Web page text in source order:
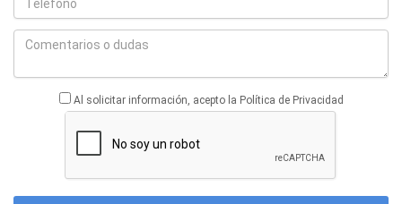
Al solicitar información, acepto la Política de Privacidad